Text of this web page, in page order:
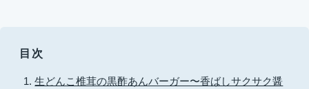
目次
生どんこ椎茸の黒酢あんバーガー〜香ばしサクサク醤